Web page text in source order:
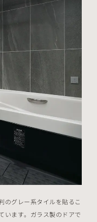
のグレー系タイルを貼るこ
います。ガラス製のドアで